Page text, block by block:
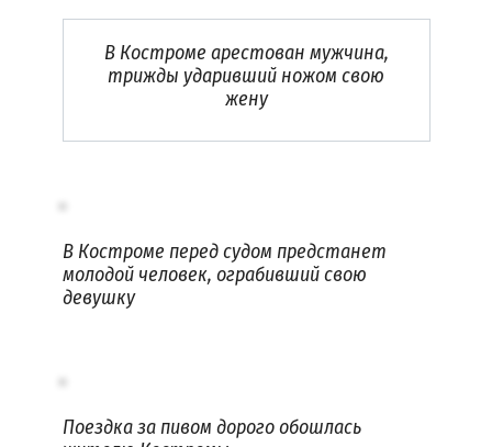
В Костроме арестован мужчина,
трижды ударивший ножом свою
жену
В Костроме перед судом предстанет
молодой человек, ограбивший свою
девушку
Поездка за пивом дорого обошлась